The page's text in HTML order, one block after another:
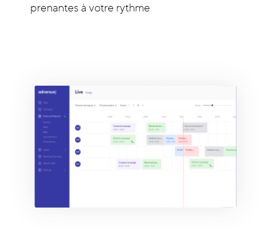
prenantes à votre rythme